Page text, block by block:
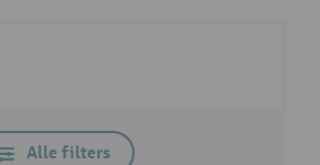
Alle filters